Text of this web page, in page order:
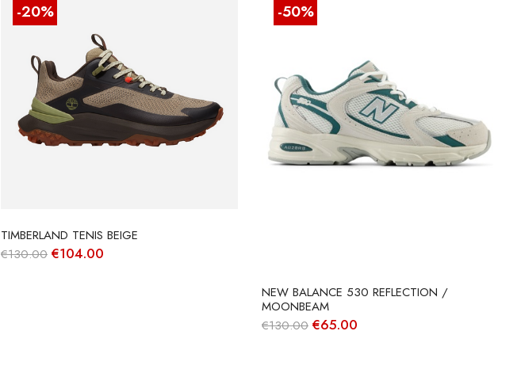
-20%
TIMBERLAND TENIS BEIGE
€130.00 O
€104.00
-50%
NEW BALANCE 530 REFLECTION /
MOONBEAM
€130.00 O
€65.00